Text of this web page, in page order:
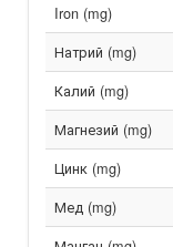
Iron (mg)
Натрий (mg)
Калий (mg)
Магнезий (mg)
Цинк (mg)
Мед (mg)